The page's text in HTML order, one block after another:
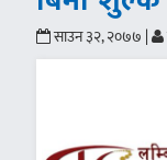
साउन ३२, २०७७ |